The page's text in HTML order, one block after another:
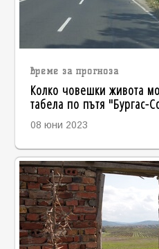
време за прогноза
Колко човешки живота
табела по пътя "Бургас-
08 юни 2023